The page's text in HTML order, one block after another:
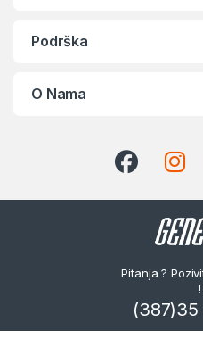
Podrška
O Nama
Pitanja ?
!
(387)35